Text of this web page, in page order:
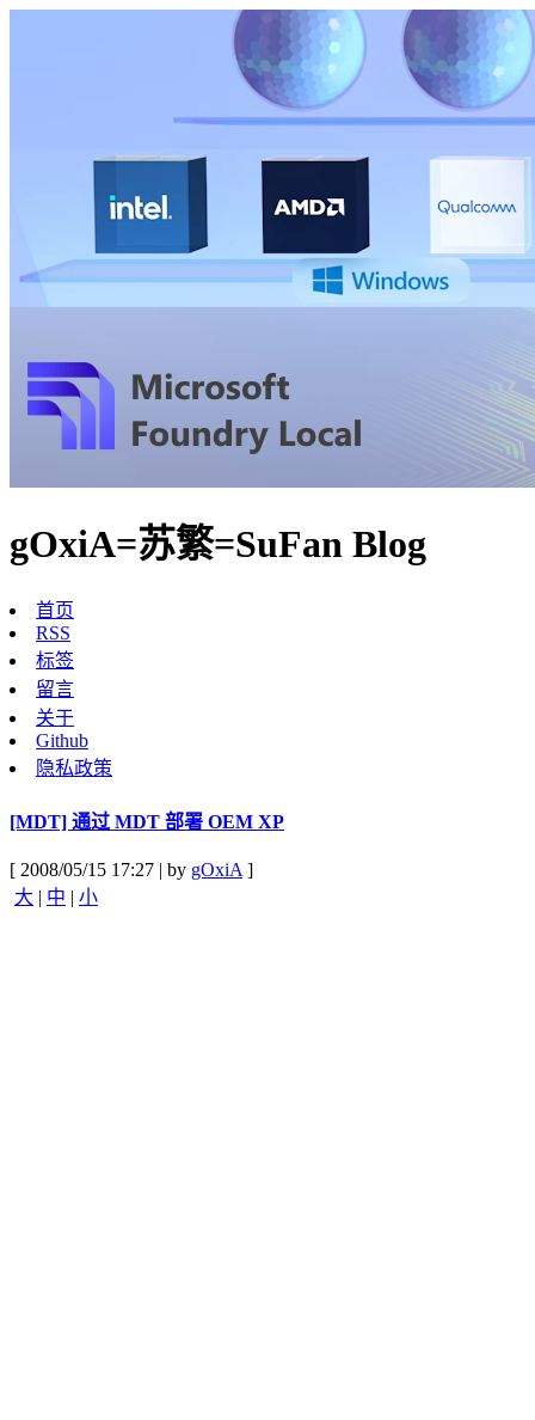
gOxiA=苏繁=SuFan Blog
首页
RSS
标签
留言
关于
Github
隐私政策
[MDT] 通过 MDT 部署 OEM XP
[ 2008/05/15 17:27 | by gOxiA]
大 | 中 | 小